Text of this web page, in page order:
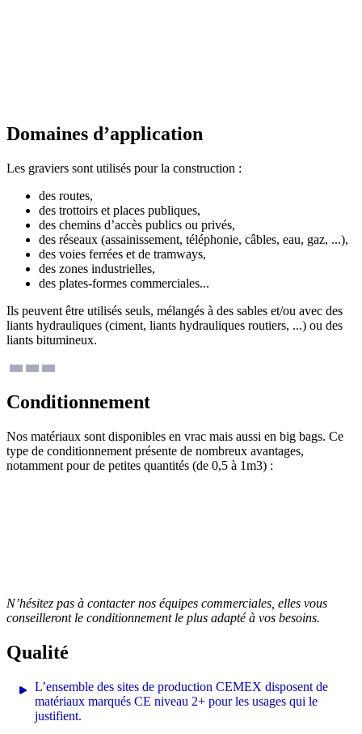
Domaines d’application
Les graviers sont utilisés pour la construction :
des routes,
des trottoirs et places publiques,
des chemins d’accès publics ou privés,
des réseaux (assainissement, téléphonie, câbles, eau, gaz, ...),
des voies ferrées et de tramways,
des zones industrielles,
des plates-formes commerciales...
Ils peuvent être utilisés seuls, mélangés à des sables et/ou avec des
liants hydrauliques (ciment, liants hydrauliques routiers, ...) ou des
liants bitumineux.
Conditionnement
Nos matériaux sont disponibles en vrac mais aussi en big bags. Ce
type de conditionnement présente de nombreux avantages,
notamment pour de petites quantités (de 0,5 à 1m3) :
N’hésitez pas à contacter nos équipes commerciales, elles vous
conseilleront le conditionnement le plus adapté à vos besoins.
Qualité
L’ensemble des sites de production CEMEX disposent de
matériaux marqués CE niveau 2+ pour les usages qui le
justifient.